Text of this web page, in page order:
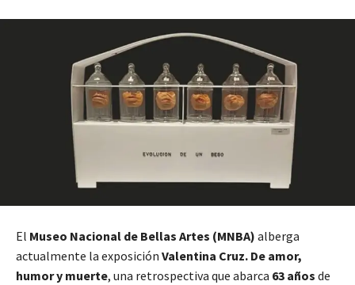
El Museo Nacional de Bellas Artes (MNBA) alberga
actualmente la exposición Valentina Cruz. De amor,
humor y muerte, una retrospectiva que abarca 63 años de